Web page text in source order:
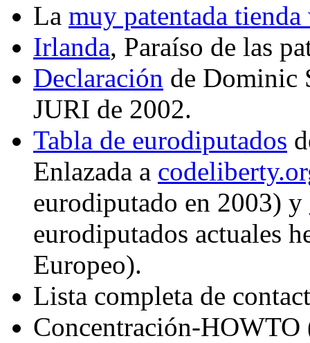
La muy patentada tienda
Irlanda, Paraíso de las
Declaración de Dominic
JURI de 2002.
Tabla de eurodiputados
Enlazada a
eurodiputado en 2003) y
eurodiputados actuales
Europeo).
Lista completa de
Concentración-HOWTO